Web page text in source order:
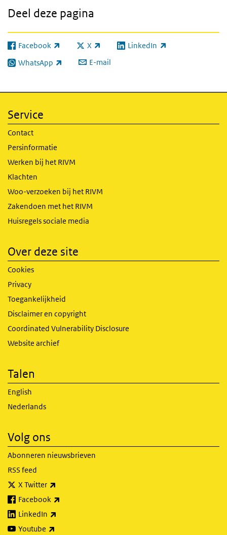
Deel deze pagina
Facebook
(externe link) X
(externe link) LinkedIn
(externe link)
WhatsApp
(externe link) E-mail
Service
Contact
Persinformatie
Werken bij het RIVM
Klachten
Woo-verzoeken bij het RIVM
Zakendoen met het RIVM
Huisregels sociale media
Over deze site
Cookies
Privacy
Toegankelijkheid
Disclaimer en copyright
Coordinated Vulnerability Disclosure
Website archief
Talen
English
Nederlands
Volg ons
Abonneren nieuwsbrieven
RSS feed
X Twitter
Facebook
LinkedIn
Youtube